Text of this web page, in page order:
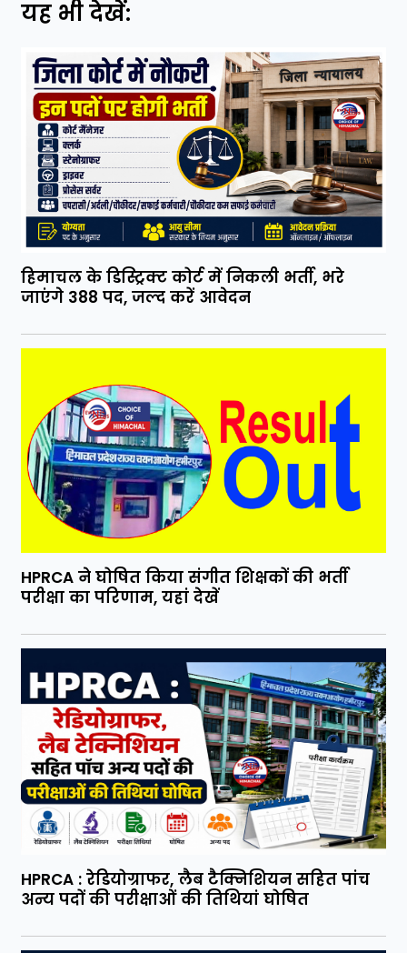
यह भी देखें:
हिमाचल के डिस्ट्रिक्ट कोर्ट में निकली भर्ती, भरे
जाएंगे 388 पद, जल्द करें आवेदन
HPRCA ने घोषित किया संगीत शिक्षकों की भर्ती
परीक्षा का परिणाम, यहां देखें
HPRCA : रेडियोग्राफर, लैब टैक्निशियन सहित पांच
अन्य पदों की परीक्षाओं की तिथियां घोषित